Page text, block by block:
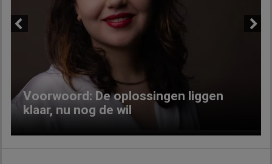
Voorwoord: De oplossingen liggen
klaar, nu nog de wil